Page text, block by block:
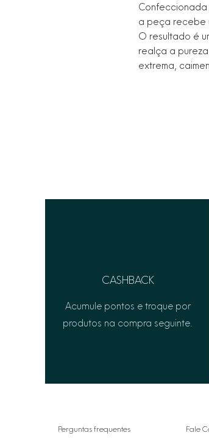
Confeccionada
a peça recebe
O resultado é
realça a
extrema,
CASHBACK
Acumule pontos e troque por
produtos na compra seguinte.
Perguntas frequentes Fale